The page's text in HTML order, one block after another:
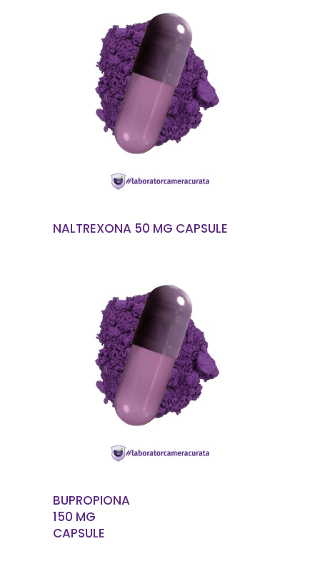
CITEȘTE MAI MULT
NALTREXONA 50 MG CAPSULE
CITEȘTE MAI MULT
BUPROPIONA
150 MG
CAPSULE